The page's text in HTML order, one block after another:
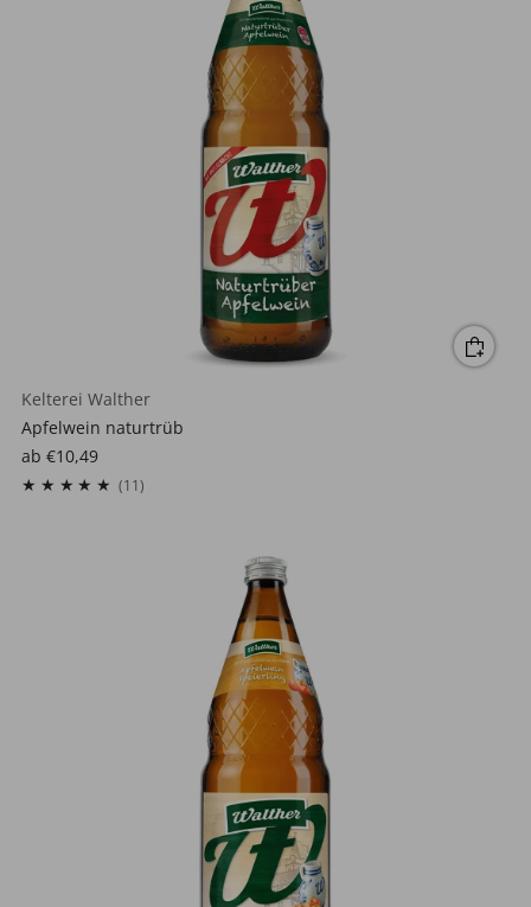
Kelterei Walther
Apfelwein naturtrüb
ab €10,49
(11)